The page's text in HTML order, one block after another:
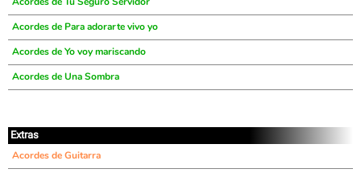
Acordes de Para adorarte vivo yo
Acordes de Yo voy mariscando
Acordes de Una Sombra
Extras
Acordes de Guitarra